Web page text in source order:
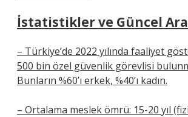
İstatistikler ve Güncel
– Türkiye’de 2022 yılında faaliyet
500 bin özel güvenlik görevlisi
Bunların %60’ı erkek, %40’ı kadın.
– Ortalama meslek ömrü: 15-20 yıl